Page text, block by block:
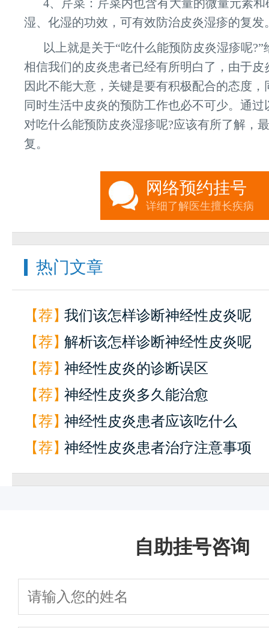
4、芹菜：芹菜内也含有大量的微量元素
湿、化湿的功效，可有效防治皮炎湿疹的复发
以上就是关于“吃什么能预防皮炎湿疹呢
相信我们的皮炎患者已经有所明白了，由于皮
因此不能大意，关键是要有积极配合的态度
同时生活中皮炎的预防工作也必不可少。通
对吃什么能预防皮炎湿疹呢?应该有所了解，
复。
网络预约挂号
详细了解医生擅长疾病
热门文章
【荐】我们该怎样诊断神经性皮炎呢
【荐】解析该怎样诊断神经性皮炎呢
【荐】神经性皮炎的诊断误区
【荐】神经性皮炎多久能治愈
【荐】神经性皮炎患者应该吃什么
【荐】神经性皮炎患者治疗注意事项
自助挂号咨询